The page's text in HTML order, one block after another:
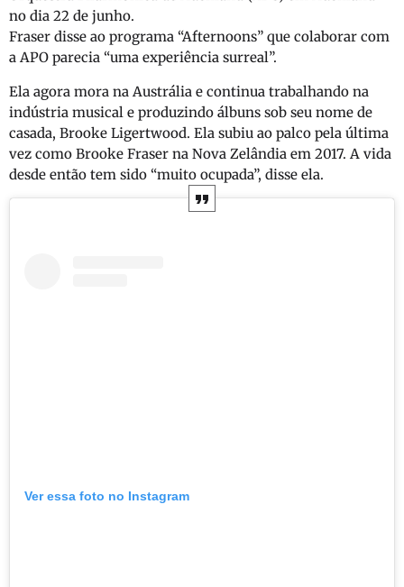
no dia 22 de junho.
Fraser disse ao programa “Afternoons” que colaborar com
a APO parecia “uma experiência surreal”.
Ela agora mora na Austrália e continua trabalhando na
indústria musical e produzindo álbuns sob seu nome de
casada, Brooke Ligertwood. Ela subiu ao palco pela última
vez como Brooke Fraser na Nova Zelândia em 2017. A vida
desde então tem sido “muito ocupada”, disse ela.
Ver essa foto no Instagram